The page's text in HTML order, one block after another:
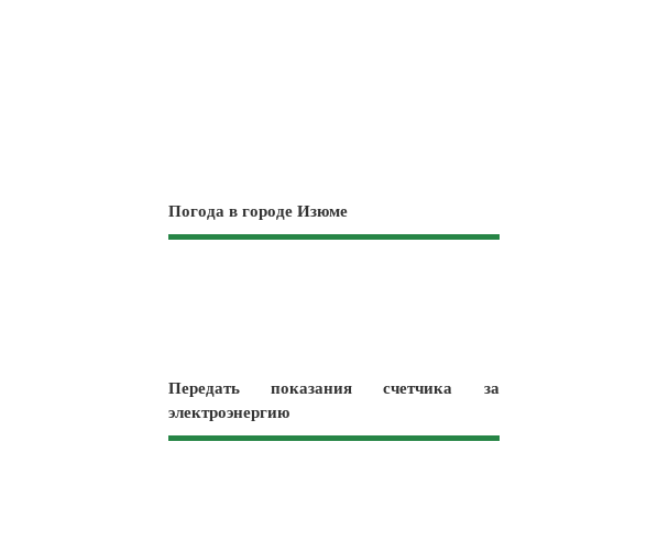
Погода в городе Изюме
Передать показания счетчика за
электроэнергию